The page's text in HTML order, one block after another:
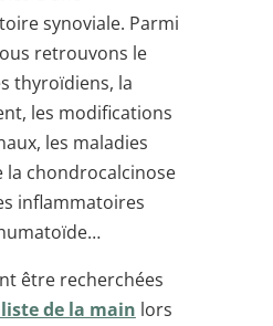
synoviale. Parmi
retrouvons le
thyroïdiens, la
les modifications
les maladies
chondrocalcinose
inflammatoires
être recherchées
de la main lors